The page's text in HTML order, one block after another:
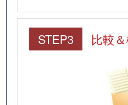
STEP3 比較